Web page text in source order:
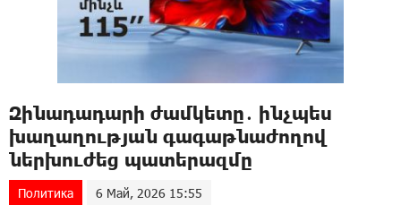
Զինադադարի ժամկետը․ ինչպես
խաղաղության գագաթնաժողով
ներխուժեց պատերազմը
Политика 6 Май, 2026 15:55